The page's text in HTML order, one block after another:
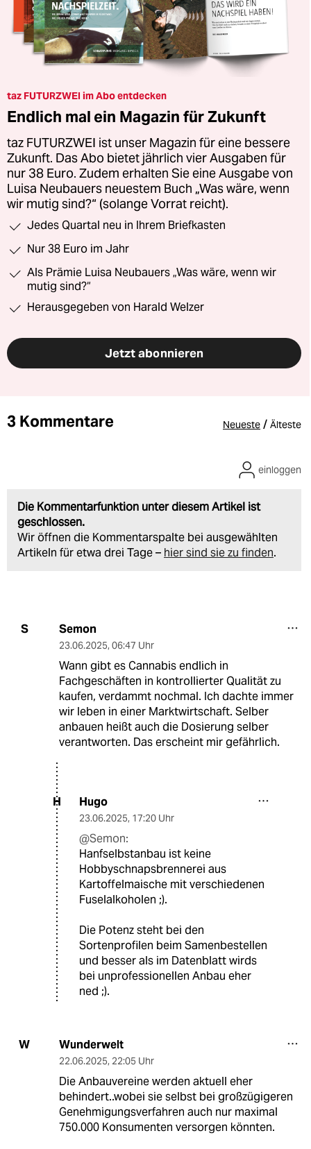
taz FUTURZWEI im Abo entdecken
Endlich mal ein Magazin für Zukunft
taz FUTURZWEI ist unser Magazin für eine bessere
Zukunft. Das Abo bietet jährlich vier Ausgaben für
nur 38 Euro. Zudem erhalten Sie eine Ausgabe von
Luisa Neubauers neuestem Buch „Was wäre, wenn
wir mutig sind?“ (solange Vorrat reicht).
Jedes Quartal neu in Ihrem Briefkasten
Nur 38 Euro im Jahr
Als Prämie Luisa Neubauers „Was wäre, wenn wir
mutig sind?“
Herausgegeben von Harald Welzer
Jetzt abonnieren
3 Kommentare Neueste / Älteste
Die Kommentarfunktion unter diesem Artikel ist
geschlossen.
Wir öffnen die Kommentarspalte bei ausgewählten
Artikeln für etwa drei Tage – hier sind sie zu finden.
einloggen
S Semon
23.06.2025, 06:47 Uhr
Wann gibt es Cannabis endlich in
Fachgeschäften in kontrollierter Qualität zu
kaufen, verdammt nochmal. Ich dachte immer
wir leben in einer Marktwirtschaft. Selber
anbauen heißt auch die Dosierung selber
verantworten. Das erscheint mir gefährlich.
H Hugo
23.06.2025, 17:20 Uhr
@Semon:
Hanfselbstanbau ist keine
Hobbyschnapsbrennerei aus
Kartoffelmaische mit verschiedenen
Fuselalkoholen ;).
Die Potenz steht bei den
Sortenprofilen beim Samenbestellen
und besser als im Datenblatt wirds
bei unprofessionellen Anbau eher
ned ;).
W Wunderwelt
22.06.2025, 22:05 Uhr
Die Anbauvereine werden aktuell eher
behindert..wobei sie selbst bei großzügigeren
Genehmigungsverfahren auch nur maximal
750.000 Konsumenten versorgen könnten.